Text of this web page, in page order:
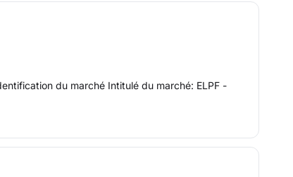
du marché Intitulé du marché: ELPF -